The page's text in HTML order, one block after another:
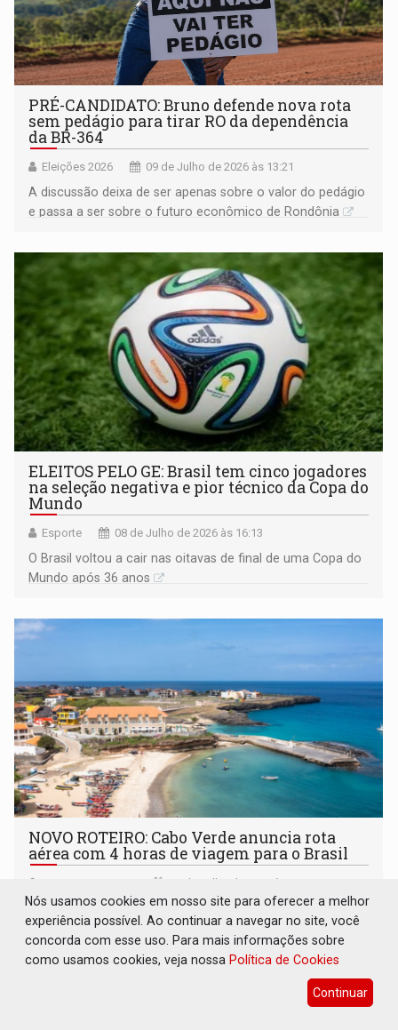
PRÉ-CANDIDATO: Bruno defende nova rota
sem pedágio para tirar RO da dependência
da BR-364
Eleições 2026 09 de Julho de 2026 às 13:21
A discussão deixa de ser apenas sobre o valor do pedágio
e passa a ser sobre o futuro econômico de Rondônia
ELEITOS PELO GE: Brasil tem cinco jogadores
na seleção negativa e pior técnico da Copa do
Mundo
Esporte 08 de Julho de 2026 às 16:13
O Brasil voltou a cair nas oitavas de final de uma Copa do
Mundo após 36 anos
NOVO ROTEIRO: Cabo Verde anuncia rota
aérea com 4 horas de viagem para o Brasil
07 de Julho de 2026 às 09:25
Viajantes que desejam conhecer o país do goleiro Vozinha
já podem planejar viagens; passagens de voos direto
estão à venda no site da companhia
Nós usamos cookies em nosso site para oferecer a melhor
experiência possível. Ao continuar a navegar no site, você
concorda com esse uso. Para mais informações sobre
como usamos cookies, veja nossa Política de Cookies
Continuar